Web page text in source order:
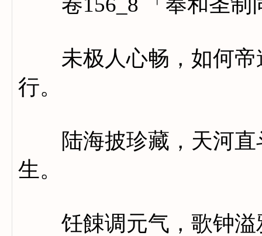
未极人心畅，如何帝
行。
陆海披珍藏，天河直
生。
饪餗调元气，歌钟溢